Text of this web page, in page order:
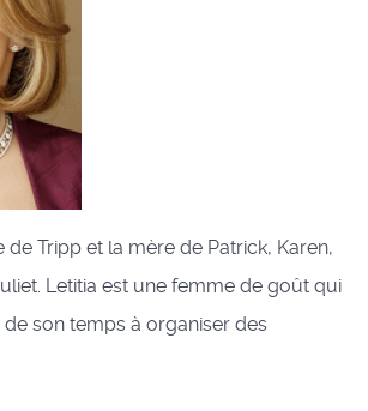
de Tripp et la mère de Patrick, Karen,
Letitia est une femme de goût qui
son temps à organiser des